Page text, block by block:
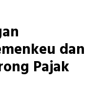
dan
Pajak